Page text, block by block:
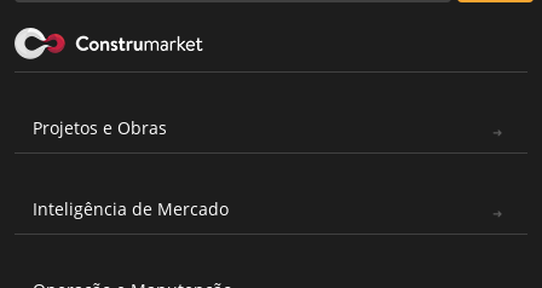
Projetos e Obras
Inteligência de Mercado